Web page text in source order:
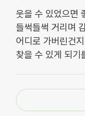
웃을 수 있었으면
들썩들썩 거리며
어디로 가버린건
찾을 수 있게 되기